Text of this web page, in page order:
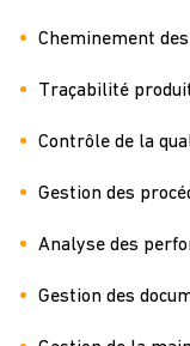
Cheminement
Traçabilité
Contrôle de la
Gestion des
Analyse des
Gestion des